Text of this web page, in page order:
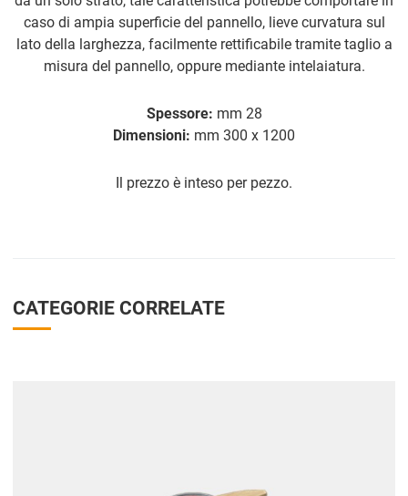
caso di ampia superficie del pannello, lieve curvatura sul
lato della larghezza, facilmente rettificabile tramite taglio a
misura del pannello, oppure mediante intelaiatura.
Spessore: mm 28
Dimensioni: mm 300 x 1200
Il prezzo è inteso per pezzo.
CATEGORIE CORRELATE